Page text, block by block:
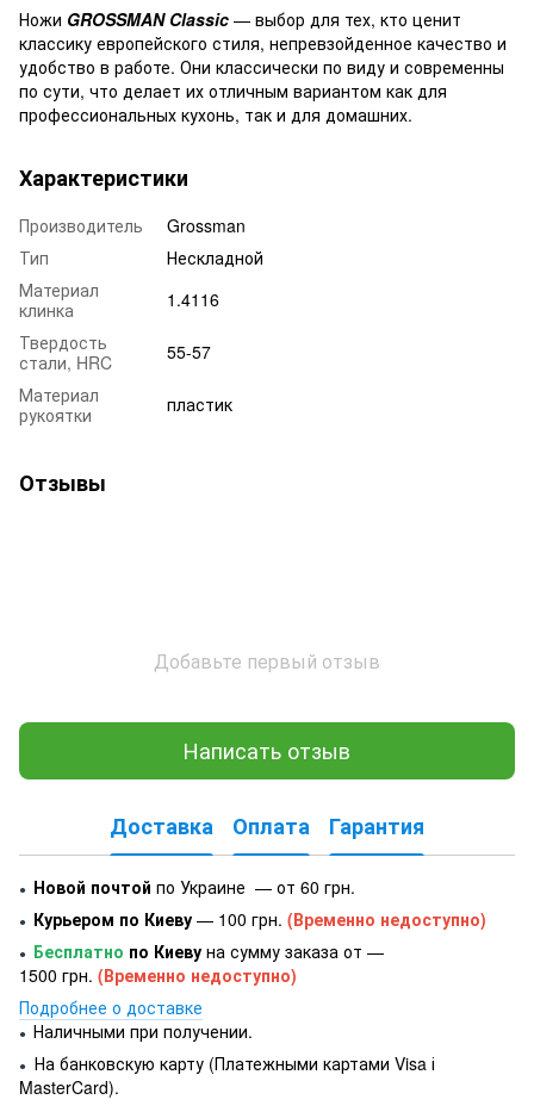
Ножи GROSSMAN Classic — выбор для тех, кто ценит
классику европейского стиля, непревзойденное качество и
удобство в работе. Они классически по виду и современны
по сути, что делает их отличным вариантом как для
профессиональных кухонь, так и для домашних.
Характеристики
Производитель
Grossman
Тип
Нескладной
Материал
клинка
1.4116
Твердость
стали, HRC
55-57
Материал
рукоятки
пластик
Отзывы
Добавьте первый отзыв
Написать отзыв
Доставка Оплата Гарантия
● Новой почтой по Украине — от 60 грн.
● Курьером по Киеву — 100 грн. (Временно недоступно)
● Бесплатно по Киеву на сумму заказа от —
1500 грн. (Временно недоступно)
Подробнее о доставке
● Наличными при получении.
● На банковскую карту (Платежными картами Visa і
MasterCard).